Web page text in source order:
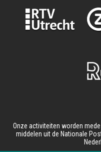
Onze activiteiten worden
middelen uit de Nationale